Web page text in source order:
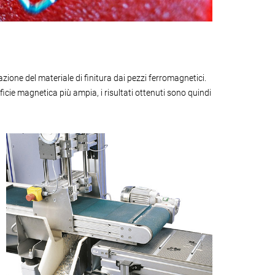
del materiale di finitura dai pezzi ferromagnetici.
magnetica più ampia, i risultati ottenuti sono quindi